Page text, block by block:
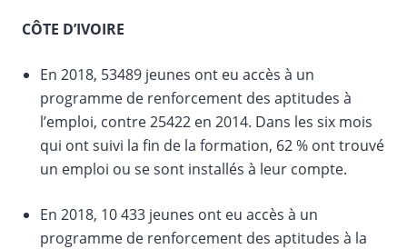
CÔTE D’IVOIRE
En 2018, 53489 jeunes ont eu accès à un
programme de renforcement des aptitudes à
l’emploi, contre 25422 en 2014. Dans les six mois
qui ont suivi la fin de la formation, 62 % ont trouvé
un emploi ou se sont installés à leur compte.
En 2018, 10 433 jeunes ont eu accès à un
programme de renforcement des aptitudes à la